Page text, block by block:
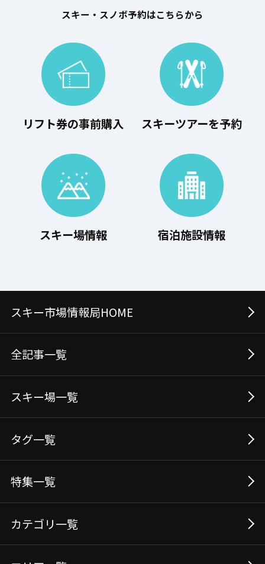
スキー・スノボ予約はこちらから
リフト券の事前購入 スキーツアーを予約
スキー場情報 宿泊施設情報
スキー市場情報局HOME
全記事⼀覧
スキー場⼀覧
タグ⼀覧
特集一覧
カテゴリ一覧